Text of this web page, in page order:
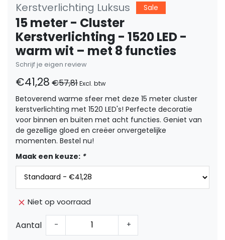
Kerstverlichting Luksus Sale
15 meter - Cluster
Kerstverlichting - 1520 LED -
warm wit – met 8 functies
Schrijf je eigen review
€41,28 €57,81Excl. btw
Betoverend warme sfeer met deze 15 meter cluster
kerstverlichting met 1520 LED's! Perfecte decoratie
voor binnen en buiten met acht functies. Geniet van
de gezellige gloed en creëer onvergetelijke
momenten. Bestel nu!
Maak een keuze: *
Niet op voorraad
Aantal - +